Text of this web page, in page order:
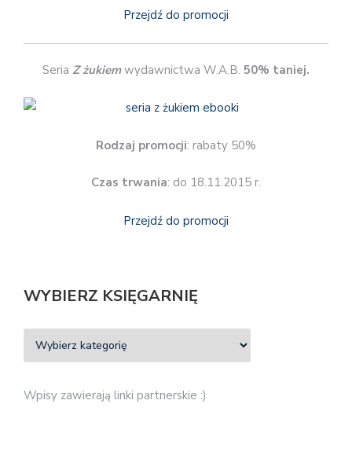
Przejdź do promocji
Seria Z żukiemwydawnictwa W.A.B. 50% taniej.
Rodzaj promocji: rabaty 50%
Czas trwania: do 18.11.2015 r.
Przejdź do promocji
WYBIERZ KSIĘGARNIĘ
Wpisy zawierają linki partnerskie :)